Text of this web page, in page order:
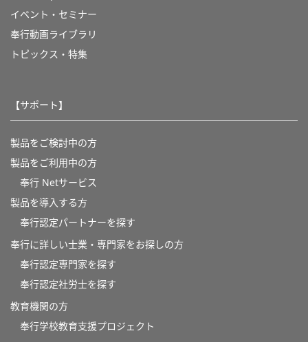
イベント・セミナー
奉行動画ライブラリ
トピックス・特集
【サポート】
製品をご検討中の方
製品をご利用中の方
奉行 Netサービス
製品を導入する方
奉行認定パートナーを探す
奉行に詳しい士業・専門家をお探しの方
奉行認定専門家を探す
奉行認定社労士を探す
教育機関の方
奉⾏学校教育⽀援プロジェクト